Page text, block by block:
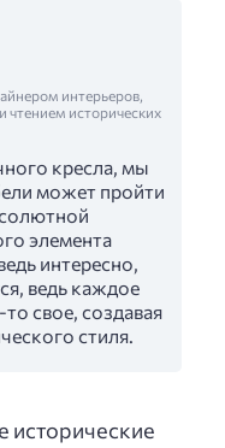
интерьеров,
чтением исторических
кресла, мы
может пройти
элемента
интересно,
ведь каждое
свое, создавая
стиля.
исторические